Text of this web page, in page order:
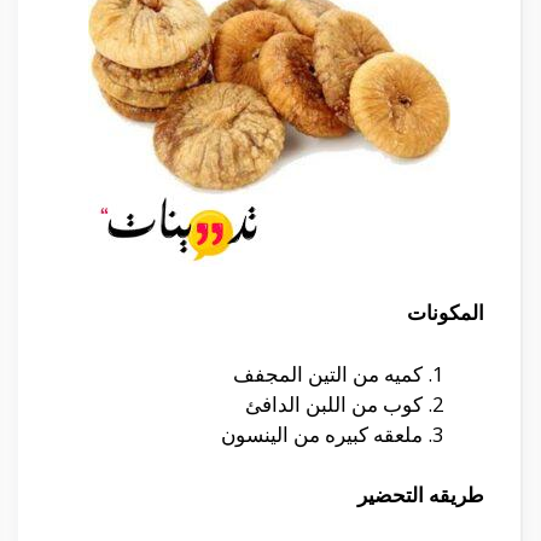
المكونات
كميه من التين المجفف
كوب من اللبن الدافئ
ملعقه كبيره من الينسون
طريقه التحضير